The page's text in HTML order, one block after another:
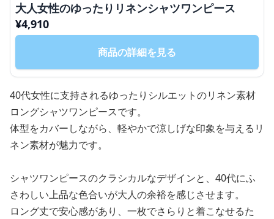
大人女性のゆったりリネンシャツワンピース
¥4,910
商品の詳細を見る
40代女性に支持されるゆったりシルエットのリネン素材
ロングシャツワンピースです。
体型をカバーしながら、軽やかで涼しげな印象を与えるリ
ネン素材が魅力です。
シャツワンピースのクラシカルなデザインと、40代にふ
さわしい上品な色合いが大人の余裕を感じさせます。
ロング丈で安心感があり、一枚でさらりと着こなせるた